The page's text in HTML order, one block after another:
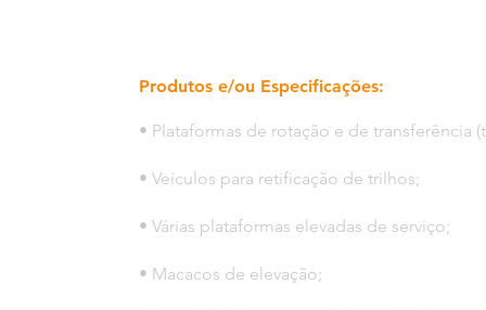
Produtos e/ou Especificações:
• Plataformas de rotação e de transferência
• Veículos para retificação de trilhos;
• Várias plataformas elevadas de serviço;
• Macacos de elevação;